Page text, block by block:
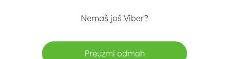
Nemaš još Viber?
Preuzmi odmah